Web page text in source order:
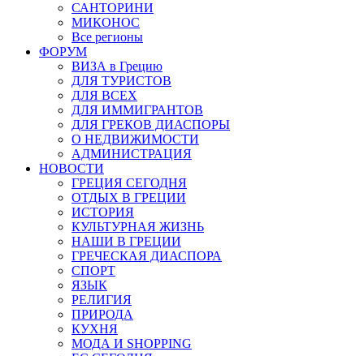
САНТОРИНИ
МИКОНОС
Все регионы
ФОРУМ
ВИЗА в Грецию
ДЛЯ ТУРИСТОВ
ДЛЯ ВСЕХ
ДЛЯ ИММИГРАНТОВ
ДЛЯ ГРЕКОВ ДИАСПОРЫ
О НЕДВИЖИМОСТИ
АДМИНИСТРАЦИЯ
НОВОСТИ
ГРЕЦИЯ СЕГОДНЯ
ОТДЫХ В ГРЕЦИИ
ИСТОРИЯ
КУЛЬТУРНАЯ ЖИЗНЬ
НАШИ В ГРЕЦИИ
ГРЕЧЕСКАЯ ДИАСПОРА
СПОРТ
ЯЗЫК
РЕЛИГИЯ
ПРИРОДА
КУХНЯ
МОДА И SHOPPING